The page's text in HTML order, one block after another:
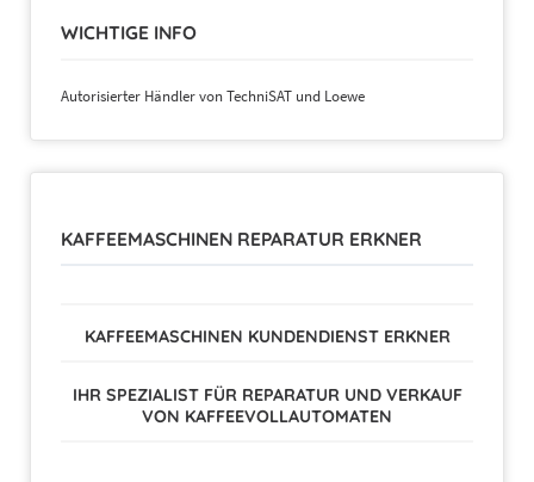
WICHTIGE INFO
Autorisierter Händler von TechniSAT und Loewe
KAFFEEMASCHINEN REPARATUR ERKNER
KAFFEEMASCHINEN KUNDENDIENST ERKNER
IHR SPEZIALIST FÜR REPARATUR UND VERKAUF
VON KAFFEEVOLLAUTOMATEN